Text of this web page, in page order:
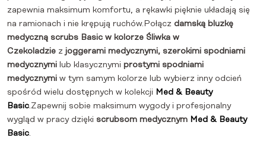
zapewnia maksimum komfortu, a rękawki pięknie układają się
na ramionach i nie krępują ruchów.Połącz damską bluzkę
medyczną scrubs Basic w kolorze Śliwka w
Czekoladzie z joggerami medycznymi, szerokimi spodniami
medycznymi lub klasycznymi prostymi spodniami
medycznymi w tym samym kolorze lub wybierz inny odcień
spośród wielu dostępnych w kolekcji Med & Beauty
Basic.Zapewnij sobie maksimum wygody i profesjonalny
wygląd w pracy dzięki scrubsom medycznym Med & Beauty
Basic.